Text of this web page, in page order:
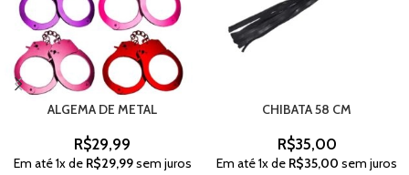
ALGEMA DE METAL
R$29,99
Em até1x de R$29,99sem juros
CHIBATA 58 CM
R$35,00
Em até1x de R$35,00 sem juros